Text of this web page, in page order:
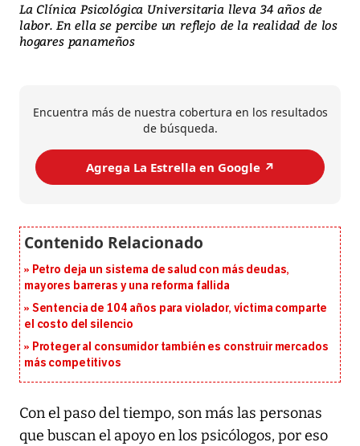
La Clínica Psicológica Universitaria lleva 34 años de
labor. En ella se percibe un reflejo de la realidad de los
hogares panameños
Encuentra más de nuestra cobertura en los resultados
de búsqueda.
Agrega La Estrella en Google ↗️
Petro deja un sistema de salud con más deudas,
mayores barreras y una reforma fallida
Sentencia de 104 años para violador, víctima comparte
el costo del silencio
Proteger al consumidor también es construir mercados
más competitivos
Con el paso del tiempo, son más las personas
que buscan el apoyo en los psicólogos, por eso